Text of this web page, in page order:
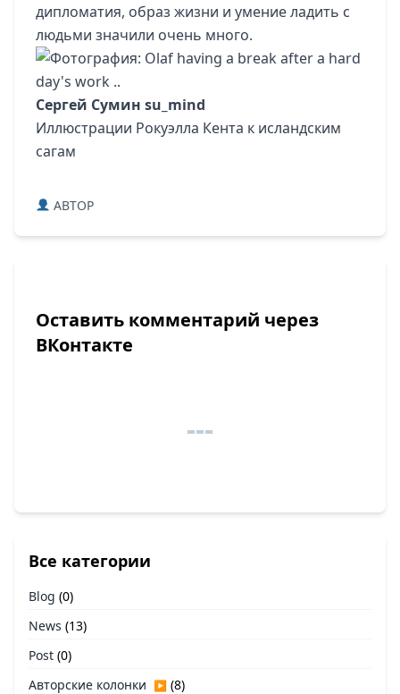
дипломатия, образ жизни и умение ладить с
людьми значили очень много.
Сергей Сумин su_mind
Иллюстрации Рокуэлла Кента к исландским
сагам
ABTOP
Оставить комментарий через
ВКонтакте
Все категории
Blog (0)
News (13)
Post (0)
Авторские колонки ▶ (8)